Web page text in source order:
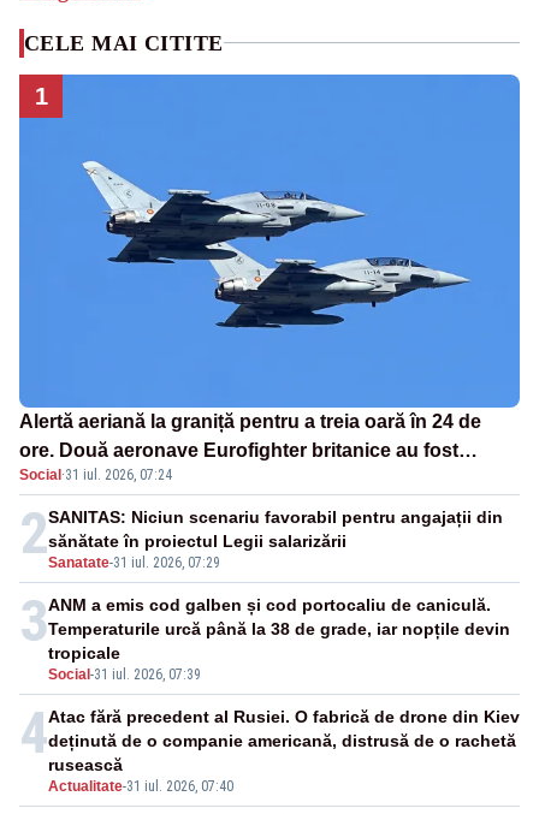
CELE MAI CITITE
1
Alertă aeriană la graniță pentru a treia oară în 24 de
ore. Două aeronave Eurofighter britanice au fost
ridicate de la sol
Social ·31 iul. 2026, 07:24
2Sanatate-31 iul. 2026, 07:29
SANITAS: Niciun scenariu favorabil pentru angajații din
sănătate în proiectul Legii salarizării
3
Social -31 iul. 2026, 07:39
ANM a emis cod galben și cod portocaliu de caniculă.
Temperaturile urcă până la 38 de grade, iar nopțile devin
tropicale
4
Actualitate-31 iul. 2026, 07:40
Atac fără precedent al Rusiei. O fabrică de drone din Kiev
deținută de o companie americană, distrusă de o rachetă
rusească